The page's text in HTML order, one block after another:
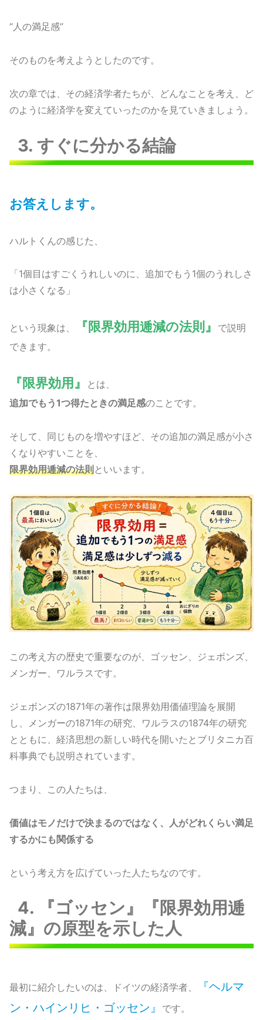
“人の満足感”
そのものを考えようとしたのです。
次の章では、その経済学者たちが、どんなことを考え、ど
のように経済学を変えていったのかを見ていきましょう。
3. すぐに分かる結論
お答えします。
ハルトくんの感じた、
「1個目はすごくうれしいのに、追加でもう1個のうれしさ
は小さくなる」
という現象は、 『限界効用逓減の法則』
で説明
できます。
『限界効用』
とは、
追加でもう1つ得たときの満足感のことです。
そして、同じものを増やすほど、その追加の満足感が小さ
くなりやすいことを、
限界効用逓減の法則といいます。
この考え方の歴史で重要なのが、ゴッセン、ジェボンズ、
メンガー、ワルラスです。
ジェボンズの1871年の著作は限界効用価値理論を展開
し、メンガーの1871年の研究、ワルラスの1874年の研究
とともに、経済思想の新しい時代を開いたとブリタニカ百
科事典でも説明されています。
つまり、この人たちは、
価値はモノだけで決まるのではなく、人がどれくらい満足
するかにも関係する
という考え方を広げていった人たちなのです。
4. 『ゴッセン』『限界効用逓
減』の原型を示した人
最初に紹介したいのは、ドイツの経済学者、
『ヘルマ
ン・ハインリヒ・ゴッセン』
です。